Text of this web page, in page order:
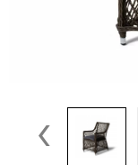
‹